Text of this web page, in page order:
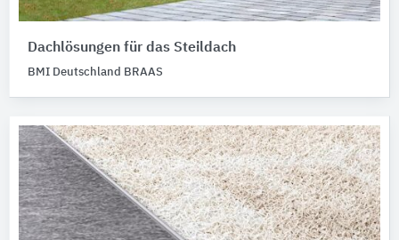
Dachlösungen für das Steildach
BMI Deutschland BRAAS